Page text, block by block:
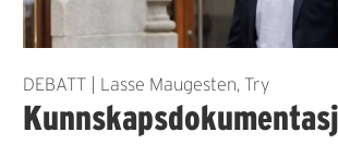
DEBATT | Lasse Maugesten, Try